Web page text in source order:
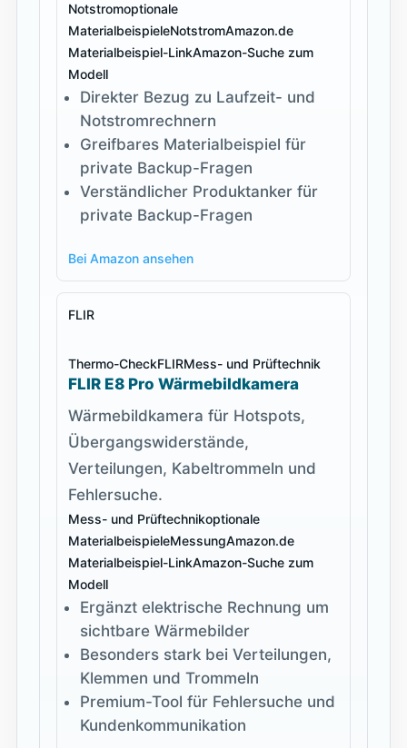
Notstromoptionale
MaterialbeispieleNotstromAmazon.de
Materialbeispiel-LinkAmazon-Suche zum
Modell
Direkter Bezug zu Laufzeit- und
Notstromrechnern
Greifbares Materialbeispiel für
private Backup-Fragen
Verständlicher Produktanker für
private Backup-Fragen
Bei Amazon ansehen
FLIR
Thermo-CheckFLIRMess- und Prüftechnik
FLIR E8 Pro Wärmebildkamera
Wärmebildkamera für Hotspots,
Übergangswiderstände,
Verteilungen, Kabeltrommeln und
Fehlersuche.
Mess- und Prüftechnikoptionale
MaterialbeispieleMessungAmazon.de
Materialbeispiel-LinkAmazon-Suche zum
Modell
Ergänzt elektrische Rechnung um
sichtbare Wärmebilder
Besonders stark bei Verteilungen,
Klemmen und Trommeln
Premium-Tool für Fehlersuche und
Kundenkommunikation